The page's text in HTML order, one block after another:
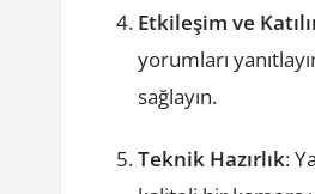
Etkileşim ve
yorumları
sağlayın.
Teknik Hazırlık: